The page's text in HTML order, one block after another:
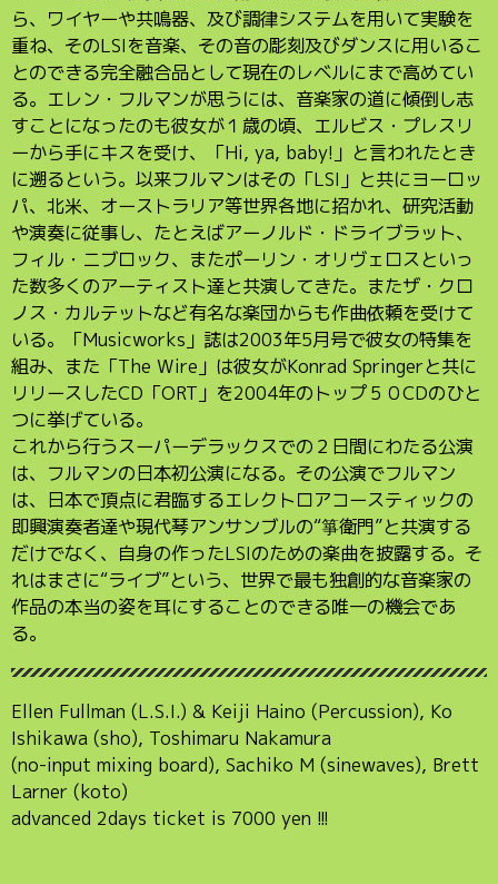
ら、ワイヤーや共鳴器、及び調律システムを用いて実験を
重ね、そのLSIを音楽、その音の彫刻及びダンスに用いるこ
とのできる完全融合品として現在のレベルにまで高めてい
る。エレン・フルマンが思うには、音楽家の道に傾倒し志
すことになったのも彼女が１歳の頃、エルビス・プレスリ
ーから手にキスを受け、「Hi, ya, baby!」と言われたとき
に遡るという。以来フルマンはその「LSI」と共にヨーロッ
パ、北米、オーストラリア等世界各地に招かれ、研究活動
や演奏に従事し、たとえばアーノルド・ドライブラット、
フィル・ニブロック、またポーリン・オリヴェロスといっ
た数多くのアーティスト達と共演してきた。またザ・クロ
ノス・カルテットなど有名な楽団からも作曲依頼を受けて
いる。「Musicworks」誌は2003年5月号で彼女の特集を
組み、また「The Wire」は彼女がKonrad Springerと共に
リリースしたCD「ORT」を2004年のトップ５０CDのひと
つに挙げている。
これから行うスーパーデラックスでの２日間にわたる公演
は、フルマンの日本初公演になる。その公演でフルマン
は、日本で頂点に君臨するエレクトロアコースティックの
即興演奏者達や現代琴アンサンブルの“箏衛門”と共演する
だけでなく、自身の作ったLSIのための楽曲を披露する。そ
れはまさに“ライブ”という、世界で最も独創的な音楽家の
作品の本当の姿を耳にすることのできる唯一の機会であ
る。
Ellen Fullman (L.S.I.) & Keiji Haino (Percussion), Ko
Ishikawa (sho), Toshimaru Nakamura
(no-input mixing board), Sachiko M (sinewaves), Brett
Larner (koto)
advanced 2days ticket is 7000 yen !!!